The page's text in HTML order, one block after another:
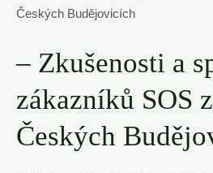
– Zkušenosti a
zákazníků SOS
Českých